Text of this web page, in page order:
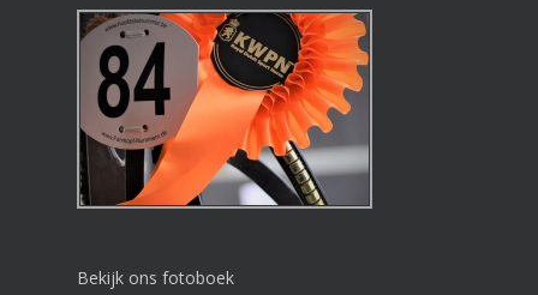
Bekijk ons fotoboek